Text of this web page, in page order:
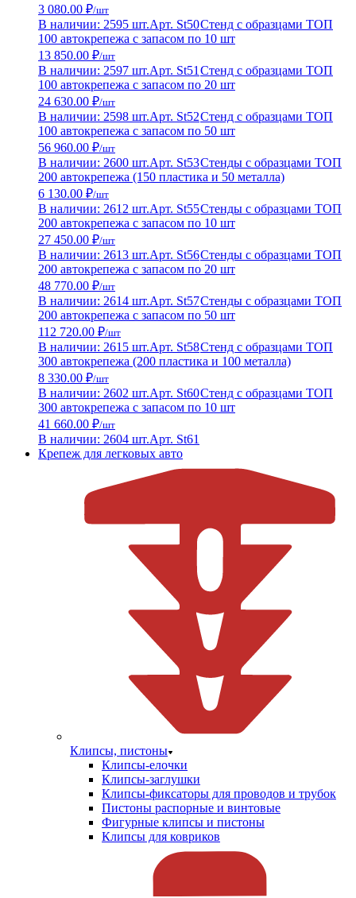
3 080.00 ₽/шт
В наличии: 2595 шт.Арт. St50Стенд с образцами ТОП
100 автокрепежа с запасом по 10 шт
13 850.00 ₽/шт
В наличии: 2597 шт.Арт. St51 Стенд с образцами ТОП
100 автокрепежа с запасом по 20 шт
24 630.00 ₽/шт
В наличии: 2598 шт.Арт. St52Стенд с образцами ТОП
100 автокрепежа с запасом по 50 шт
56 960.00 ₽/шт
В наличии: 2600 шт.Арт. St53Стенды с образцами ТОП
200 автокрепежа (150 пластика и 50 металла)
6 130.00 ₽/шт
В наличии: 2612 шт.Арт. St55Стенды с образцами ТОП
200 автокрепежа с запасом по 10 шт
27 450.00 ₽/шт
В наличии: 2613 шт.Арт. St56Стенды с образцами ТОП
200 автокрепежа с запасом по 20 шт
48 770.00 ₽/шт
В наличии: 2614 шт.Арт. St57Стенды с образцами ТОП
200 автокрепежа с запасом по 50 шт
112 720.00 ₽/шт
В наличии: 2615 шт.Арт. St58Стенд с образцами ТОП
300 автокрепежа (200 пластика и 100 металла)
8 330.00 ₽/шт
В наличии: 2602 шт.Арт. St60Стенд с образцами ТОП
300 автокрепежа с запасом по 10 шт
41 660.00 ₽/шт
В наличии: 2604 шт.Арт. St61
Крепеж для легковых авто
Клипсы, пистоны
Клипсы-елочки
Клипсы-заглушки
Клипсы-фиксаторы для проводов и трубок
Пистоны распорные и винтовые
Фигурные клипсы и пистоны
Клипсы для ковриков